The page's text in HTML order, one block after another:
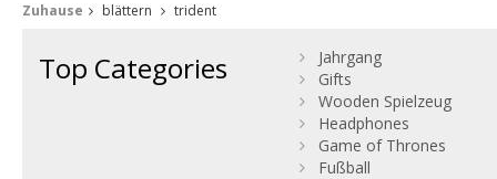
Zuhause blättern trident
Top Categories
Jahrgang
Gifts
Wooden Spielzeug
Headphones
Game of Thrones
Fußball